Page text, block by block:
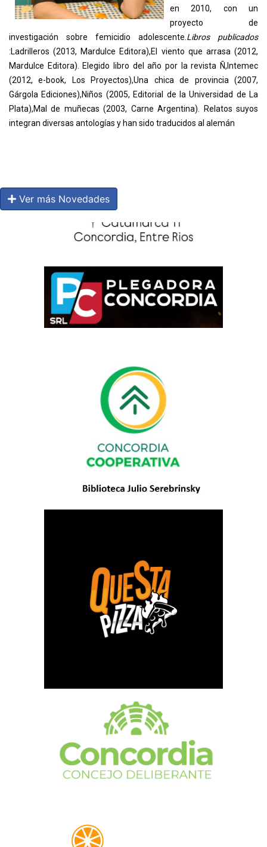
en 2010, con un
proyecto de
investigación sobre femicidio adolescente. Libros publicados
:Ladrilleros (2013, Mardulce Editora),El viento que arrasa (2012,
Mardulce Editora). Elegido libro del año por la revista Ñ,Intemec
(2012, e-book, Los Proyectos),Una chica de provincia (2007,
Gárgola Ediciones),Niños (2005, Editorial de la Universidad de La
Plata),Mal de muñecas (2003, Carne Argentina). Relatos suyos
integran diversas antologías y han sido traducidos al alemán
Ver más Novedades